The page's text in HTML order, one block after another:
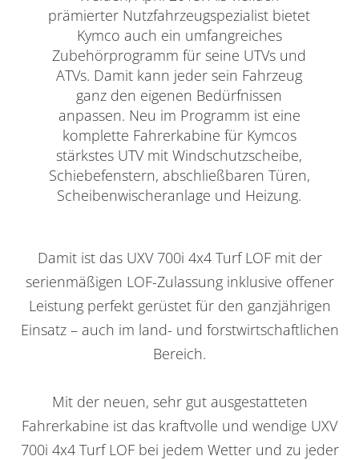
prämierter Nutzfahrzeugspezialist bietet
Kymco auch ein umfangreiches
Zubehörprogramm für seine UTVs und
ATVs. Damit kann jeder sein Fahrzeug
ganz den eigenen Bedürfnissen
anpassen. Neu im Programm ist eine
komplette Fahrerkabine für Kymcos
stärkstes UTV mit Windschutzscheibe,
Schiebefenstern, abschließbaren Türen,
Scheibenwischeranlage und Heizung.
Damit ist das UXV 700i 4x4 Turf LOF mit der
serienmäßigen LOF-Zulassung inklusive offener
Leistung perfekt gerüstet für den ganzjährigen
Einsatz – auch im land- und forstwirtschaftlichen
Bereich.
Mit der neuen, sehr gut ausgestatteten
Fahrerkabine ist das kraftvolle und wendige UXV
700i 4x4 Turf LOF bei jedem Wetter und zu jeder
zur Übersicht